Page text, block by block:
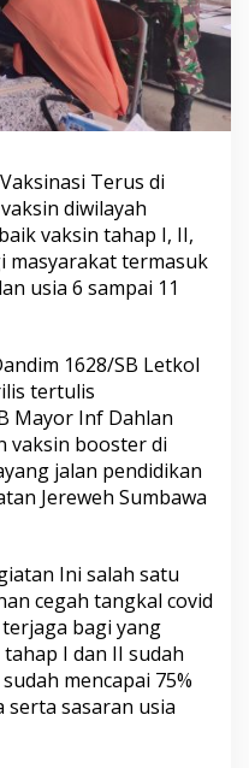
Terus di
diwilayah
vaksin tahap I, II,
masyarakat termasuk
usia 6 sampai 11
1628/SB Letkol
tertulis
Mayor Inf Dahlan
vaksin booster di
jalan pendidikan
Jereweh Sumbawa
Ini salah satu
cegah tangkal covid
bagi yang
I dan II sudah
mencapai 75%
serta sasaran usia